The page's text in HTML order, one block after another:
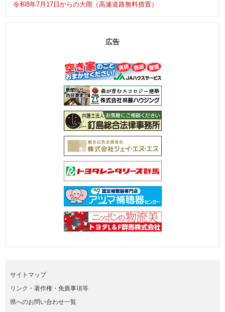
令和8年7月17日からの大雨（高速道路無料措置）
広告
サイトマップ
リンク・著作権・免責事項等
県へのお問い合わせ一覧